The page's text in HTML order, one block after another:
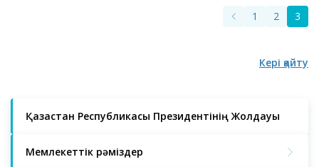
Қазақстан Республикасы Президентінің Жолдауы
Мемлекеттік рәміздер
1 2 3
Кері қайту